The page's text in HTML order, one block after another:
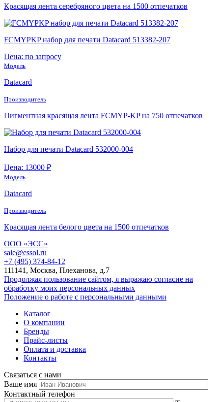
Красящая лента серебряного цвета на 1500 отпечатков
FCMYPKP набор для печати Datacard 513382-207
Цена: по запросу
Модель
Datacard
Производитель
Пигментная красящая лента FCMYP-KP на 750 отпечатков
Набор для печати Datacard 532000-004
Цена: 13000 ₽
Модель
Datacard
Производитель
Красящая лента белого цвета на 1500 отпечатков
ООО «ЭСС»
sale@essol.ru
+7 (495) 374-84-12
111141, Москва, Плеханова, д.7
Продолжая пользование сайтом, я выражаю согласие на
обработку моих персональных данных
Положение о работе с персональными данными
Каталог
О компании
Бренды
Прайс-листы
Оплата и доставка
Контакты
Связаться с нами
Ваше имя
Контактный телефон